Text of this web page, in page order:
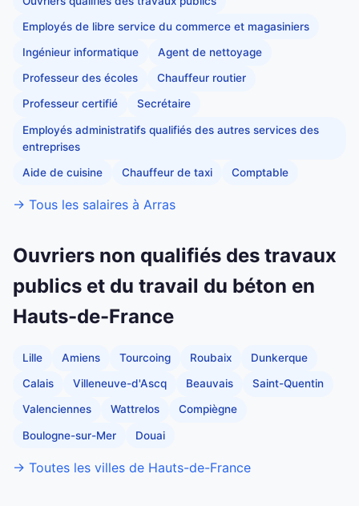
Employés de libre service du commerce et magasiniers
Ingénieur informatique Agent de nettoyage
Professeur des écoles Chauffeur routier
Professeur certifié Secrétaire
Employés administratifs qualifiés des autres services des
entreprises
Aide de cuisine Chauffeur de taxi Comptable
→ Tous les salaires à Arras
Ouvriers non qualifiés des travaux
publics et du travail du béton en
Hauts-de-France
Lille Amiens Tourcoing Roubaix Dunkerque
Calais Villeneuve-d'Ascq Beauvais Saint-Quentin
Valenciennes Wattrelos Compiègne
Boulogne-sur-Mer Douai
→ Toutes les villes de Hauts-de-France